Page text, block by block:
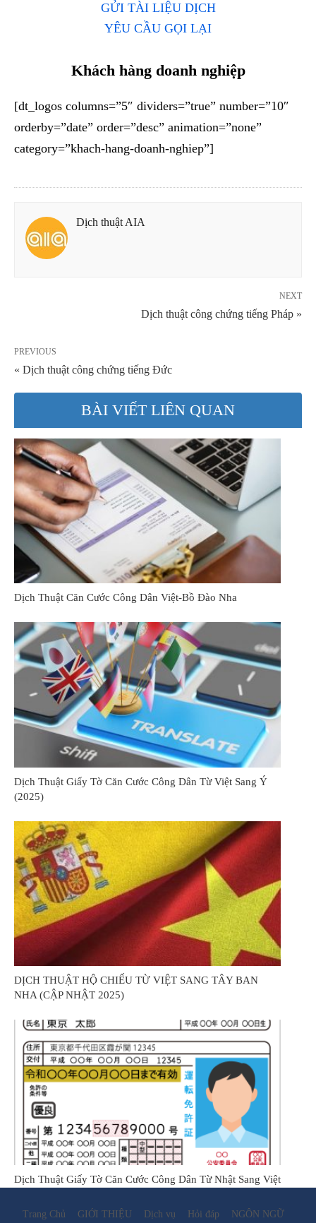
GỬI TÀI LIỆU DỊCH
YÊU CẦU GỌI LẠI
Khách hàng doanh nghiệp
[dt_logos columns=”5″ dividers=”true” number=”10″
orderby=”date” order=”desc” animation=”none”
category=”khach-hang-doanh-nghiep”]
Dịch thuật AIA
NEXT
Dịch thuật công chứng tiếng Pháp »
PREVIOUS
« Dịch thuật công chứng tiếng Đức
BÀI VIẾT LIÊN QUAN
Dịch Thuật Căn Cước Công Dân Việt-Bồ Đào Nha
Dịch Thuật Giấy Tờ Căn Cước Công Dân Từ Việt Sang Ý
(2025)
DỊCH THUẬT HỘ CHIẾU TỪ VIỆT SANG TÂY BAN
NHA (CẬP NHẬT 2025)
Dịch Thuật Giấy Tờ Căn Cước Công Dân Từ Nhật Sang Việt
Trang Chủ GIỚI THIỆU Dịch vụ Hỏi đáp NGÔN NGỮ